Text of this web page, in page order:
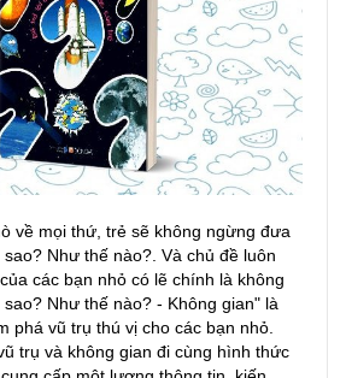
về mọi thứ, trẻ sẽ không ngừng đưa
Như thế nào?. Và chủ đề luôn
các bạn nhỏ có lẽ chính là không
Như thế nào? - Không gian" là
phá vũ trụ thú vị cho các bạn nhỏ.
trụ và không gian đi cùng hình thức